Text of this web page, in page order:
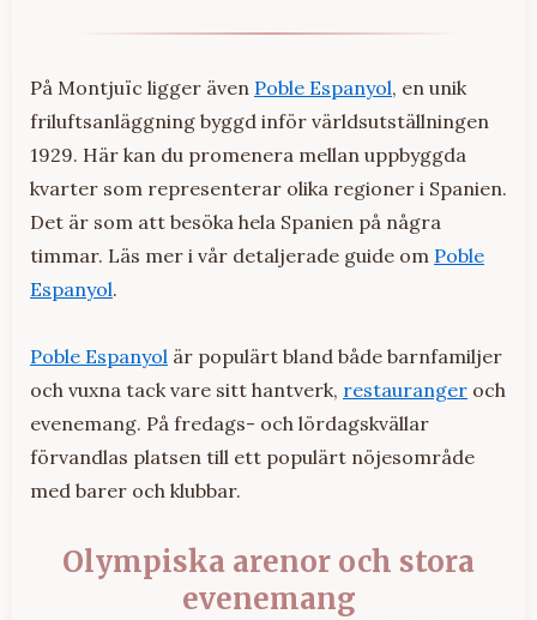
På Montjuïc ligger även Poble Espanyol, en unik
friluftsanläggning byggd inför världsutställningen
1929. Här kan du promenera mellan uppbyggda
kvarter som representerar olika regioner i Spanien.
Det är som att besöka hela Spanien på några
timmar. Läs mer i vår detaljerade guide om Poble
Espanyol.
Poble Espanyol är populärt bland både barnfamiljer
och vuxna tack vare sitt hantverk, restauranger och
evenemang. På fredags- och lördagskvällar
förvandlas platsen till ett populärt nöjesområde
med barer och klubbar.
Olympiska arenor och stora
evenemang